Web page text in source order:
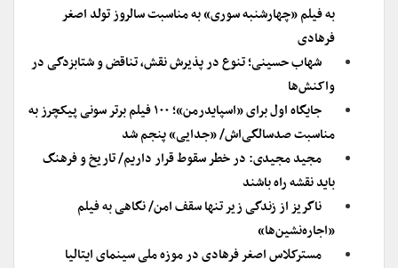
به فیلم «چهارشنبه سوری» به مناسبت سالروز تولد اصغر
فرهادی
شهاب حسینی؛ تنوع در پذیرش نقش، تناقض و شتابزدگی در
واکنش‌ها
جایگاه اول برای «اسپایدرمن»؛ ۱۰۰ فیلم برتر سونی پیکچرز به
مناسبت صدسالگی‌اش/ «جدایی» پنجم شد
مجید مجیدی: در خطر سقوط قرار داریم/ تاریخ و فرهنگ
باید نقشه راه باشند
ناگریز از زندگی زیر تنها سقف امن/ نگاهی به فیلم
«اجاره‌نشین‌ها»
مسترکلاس اصغر فرهادی در موزه ملی سینمای ایتالیا